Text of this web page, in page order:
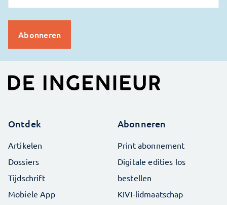
Ontdek
Artikelen
Dossiers
Tijdschrift
Mobiele App
Abonneren
Print abonnement
Digitale edities los
bestellen
KIVI-lidmaatschap